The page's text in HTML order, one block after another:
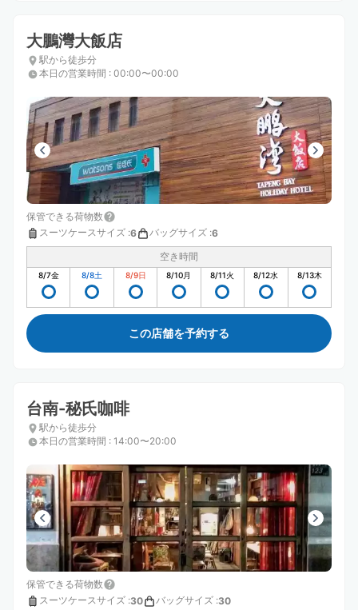
大鵬灣大飯店
駅から徒歩分
本日の営業時間 : 00:00〜00:00
保管できる荷物数
スーツケースサイズ :6 バッグサイズ :6
空き時間
8/7金 8/8土 8/9日 8/10月 8/11火 8/12水 8/13木
この店舗を予約する
台南-秘氏咖啡
駅から徒歩分
本日の営業時間 : 14:00〜20:00
保管できる荷物数
スーツケースサイズ :30 バッグサイズ :30